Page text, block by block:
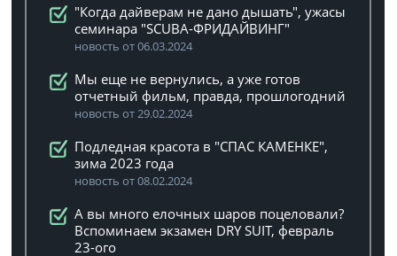
"Когда дайверам не дано дышать", ужасы
семинара "SCUBA-ФРИДАЙВИНГ"
новость от 06.03.2024
Мы еще не вернулись, а уже готов
отчетный фильм, правда, прошлогодний
новость от 29.02.2024
Подледная красота в "СПАС КАМЕНКЕ",
зима 2023 года
новость от 08.02.2024
А вы много елочных шаров поцеловали?
Вспоминаем экзамен DRY SUIT, февраль
23-ого